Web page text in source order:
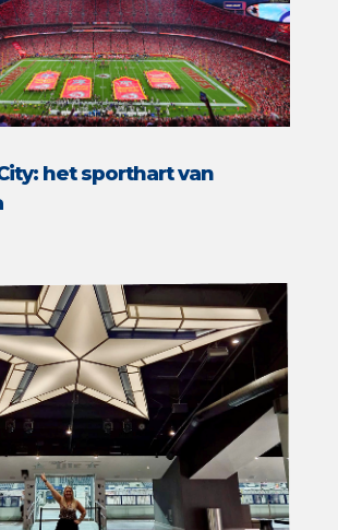
het sporthart van